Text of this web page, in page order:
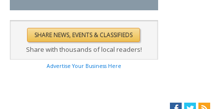
Share with thousands of local readers!
Advertise Your Business Here